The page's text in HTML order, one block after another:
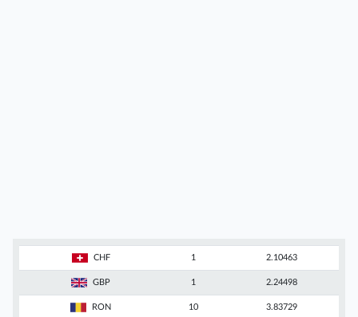
CHF 1 2.10463
GBP 1 2.24498
RON 10 3.83729